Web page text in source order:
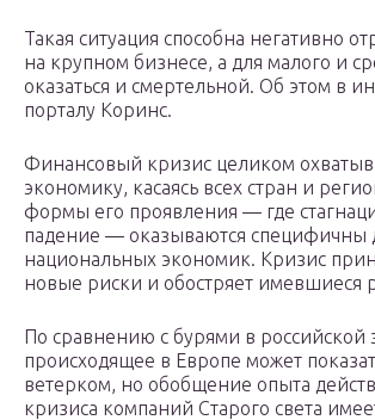
Такая ситуация способна негативно
на крупном бизнесе, а для малого и
оказаться и смертельной. Об этом в
порталу Коринс.
Финансовый кризис целиком
экономику, касаясь всех стран и
формы его проявления — где
падение — оказываются специфичны
национальных экономик. Кризис
новые риски и обостряет имевшиеся
По сравнению с бурями в российской
происходящее в Европе может
ветерком, но обобщение опыта
кризиса компаний Старого света